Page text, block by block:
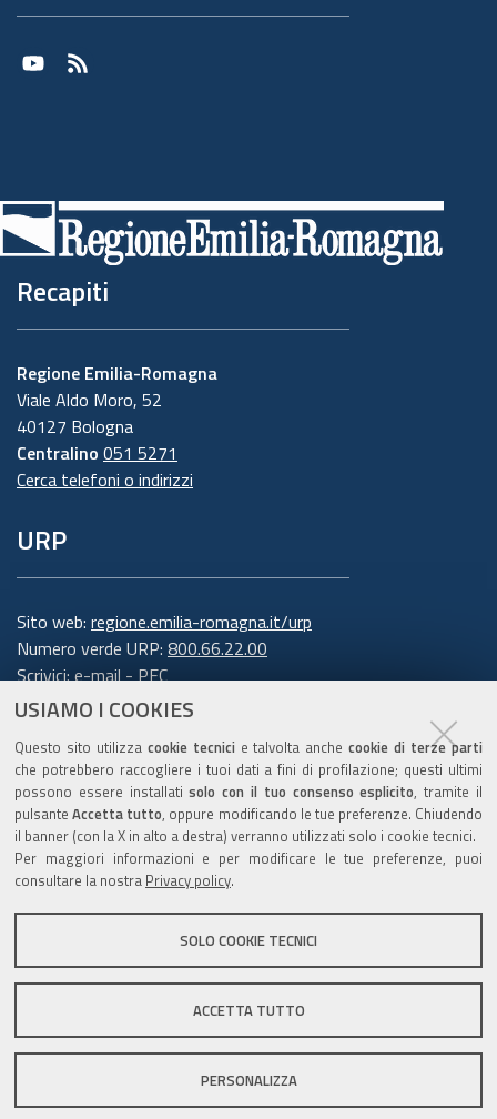
USIAMO I COOKIES
Questo sito utilizza cookie tecnici e talvolta anchecookie di terze parti
che potrebbero raccogliere i tuoi dati a fini di profilazione; questi ultimi
possono essere installatisolo con il tuo consenso esplicito, tramite il
pulsanteAccetta tutto, oppure modificando le tue preferenze. Chiudendo
il banner (con la X in alto a destra) verranno utilizzati solo i cookie tecnici.
Per maggiori informazioni e per modificare le tue preferenze, puoi
consultare la nostra Privacy policy.
SOLO COOKIE TECNICI
ACCETTA TUTTO
PERSONALIZZA
Youtube
RSS
Recapiti
Regione Emilia-Romagna
Viale Aldo Moro, 52
40127 Bologna
Centralino 051 5271
Cerca telefoni o indirizzi
URP
Sito web: regione.emilia-romagna.it/urp
Numero verde URP: 800.66.22.00
Scrivici:e-mail-PEC
Trasparenza
Amministrazione trasparente
Note legali e copyright
Privacy e cookie
Gestisci i cookie
Dichiarazione di accessibilità
C.F. 800.625.903.79